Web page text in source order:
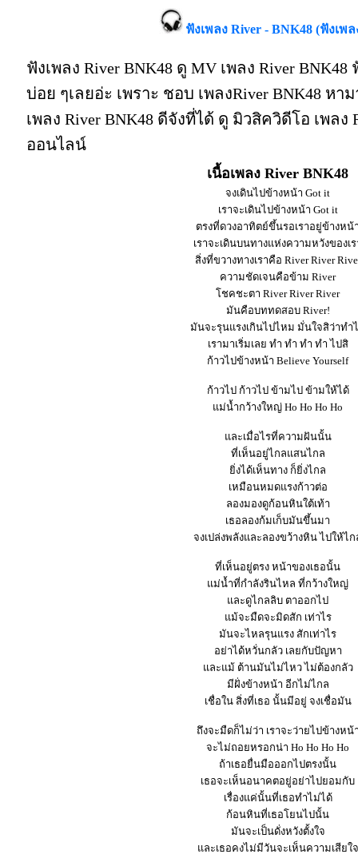
ฟังเพลง River - BNK48 (ฟังเพ
ฟังเพลง River BNK48 ดู MV เพลง River BNK48
บ่อย ๆเลยอ่ะ เพราะ ชอบ เพลงRiver BNK48 ห
เพลง River BNK48 ดีจังที่ได้ ดู มิวสิควิดีโอ เพลง
ออนไลน์
เนื้อเพลง River BNK48
จงเดินไปข้างหน้า Got it
เราจะเดินไปข้างหน้า Got it
ตรงที่ดวงอาทิตย์ขึ้นรอเราอยู่ข้างหน้
เราจะเดินบนทางแห่งความหวังของเร
สิ่งที่ขวางทางเราคือ River River
ความชัดเจนคือข้าม River
โชคชะตา River River River
มันคือบททดสอบ River!
มันจะรุนแรงเกินไปไหม มั่นใจสิว่าทำ
เรามาเริ่มเลย ทำ ทำ ทำ ทำ ไปสิ
ก้าวไปข้างหน้า Believe Yourself
ก้าวไป ก้าวไป ข้ามไป ข้ามให้ได้
แม่น้ำกว้างใหญ่ Ho Ho Ho Ho
และเมื่อไรที่ความฝันนั้น
ที่เห็นอยู่ไกลแสนไกล
ยิ่งได้เห็นทาง ก็ยิ่งไกล
เหมือนหมดแรงก้าวต่อ
ลองมองดูก้อนหินใต้เท้า
เธอลองก้มเก็บมันขึ้นมา
จงเปล่งพลังและลองขว้างหิน ไปให้ไก
ที่เห็นอยู่ตรง หน้าของเธอนั้น
แม่น้ำที่กำลังรินไหล ที่กว้างใหญ่
และดูไกลลิบ ตาออกไป
แม้จะมืดจะมิดสัก เท่าไร
มันจะไหลรุนแรง สักเท่าไร
อย่าได้หวั่นกลัว เลยกับปัญหา
และแม้ ต้านมันไม่ไหว ไม่ต้องกลัว
มีฝั่งข้างหน้า อีกไม่ไกล
เชื่อใน สิ่งที่เธอ นั้นมีอยู่ จงเชื่อมัน
ถึงจะมืดก็ไม่ว่า เราจะว่ายไปข้างหน้
จะไม่ถอยหรอกน่า Ho Ho Ho Ho
ถ้าเธอยื่นมือออกไปตรงนั้น
เธอจะเห็นอนาคตอยู่อย่าไปยอมกับ
เรื่องแค่นั้นที่เธอทำไม่ได้
ก้อนหินที่เธอโยนไปนั้น
มันจะเป็นดั่งหวังตั้งใจ
และเธอคงไม่มีวันจะเห็นความเสียใจ